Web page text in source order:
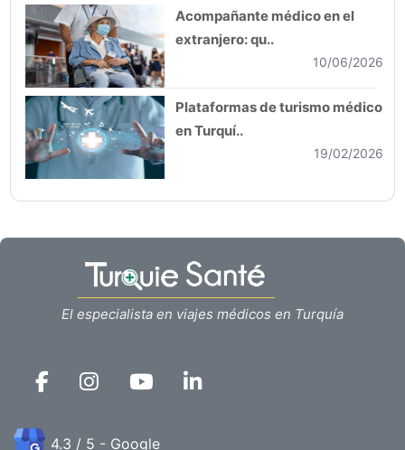
Acompañante médico en el
extranjero: qu..
10/06/2026
Plataformas de turismo médico
en Turquí..
19/02/2026
El especialista en viajes médicos en Turquía
4.3 / 5 - Google